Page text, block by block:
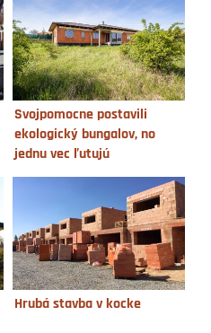
Svojpomocne postavili
ekologický bungalov, no
jednu vec ľutujú
Hrubá stavba v kocke